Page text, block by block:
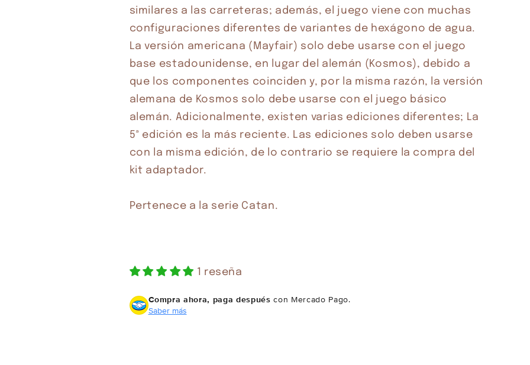
similares a las carreteras; además, el juego viene con muchas
configuraciones diferentes de variantes de hexágono de agua.
La versión americana (Mayfair) solo debe usarse con el juego
base estadounidense, en lugar del alemán (Kosmos), debido a
que los componentes coinciden y, por la misma razón, la versión
alemana de Kosmos solo debe usarse con el juego básico
alemán. Adicionalmente, existen varias ediciones diferentes; La
5ª edición es la más reciente. Las ediciones solo deben usarse
con la misma edición, de lo contrario se requiere la compra del
kit adaptador.
Pertenece a la serie Catan.
1 reseña
Compra ahora, paga después con Mercado Pago.
Saber más
Compra ahora y paga a meses sin
tarjeta de crédito
Agrega tu producto al carrito y
elige pagar con
En tu cuenta de Mercado Pago,elige la
y confirma.
con saldo disponible, débito u
¿Tienes dudas? Consulta nuestra Ayuda.